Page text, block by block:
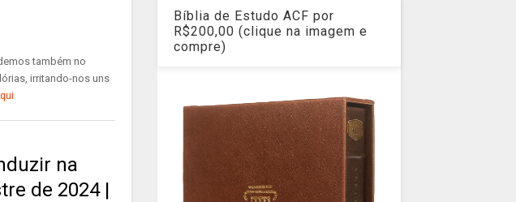
também no
irritando-nos uns
na
de 2024 |
Bíblia de Estudo ACF por
R$200,00 (clique na imagem e
compre)